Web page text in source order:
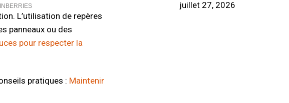
L’utilisation de repères
panneaux ou des
pour respecter la
pratiques : Maintenir
juillet 27, 2026